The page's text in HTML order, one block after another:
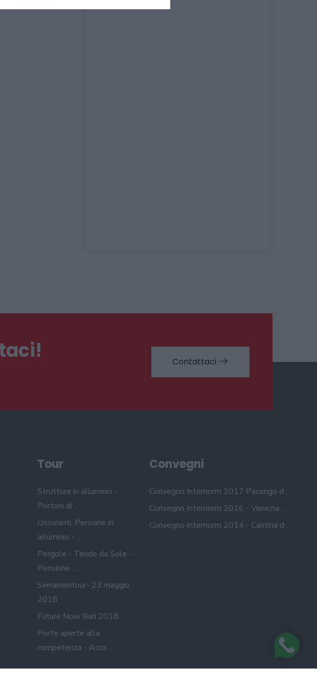
Contattaci
Tour
Strutture in alluminio -
Portoni di ...
Oscuranti: Persiane in
alluminio - ...
Pergole - Tende da Sole -
Pensiline ...
Serramentour- 23 maggio
2018
Future Now Bari 2018
Porte aperte alla
competenza - Acca ...
Convegni
Convegno Internorm 2017 Pacengo d ...
Convegno Internorm 2016 - Venezia ...
Convegno Internorm 2014 - Cantina d ...